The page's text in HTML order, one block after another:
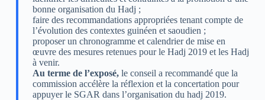
bonne organisation du Hadj ;
faire des recommandations appropriées tenant compte de
l’évolution des contextes guinéen et saoudien ;
proposer un chronogramme et calendrier de mise en
œuvre des mesures retenues pour le Hadj 2019 et les Hadj
à venir.
Au terme de l’exposé, le conseil a recommandé que la
commission accélère la réflexion et la concertation pour
appuyer le SGAR dans l’organisation du hadj 2019.